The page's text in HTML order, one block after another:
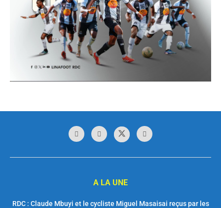
A LA UNE
RDC : Claude Mbuyi et le cycliste Miguel Masaisai reçus par les